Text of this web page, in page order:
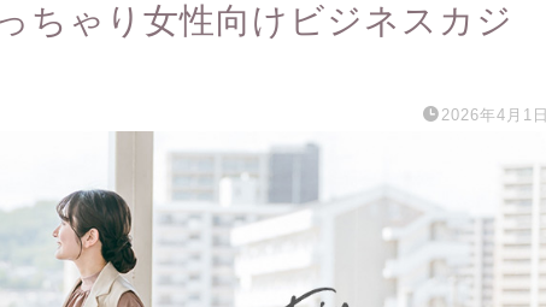
ちゃり女性向けビジネスカジ
2026年4月1日